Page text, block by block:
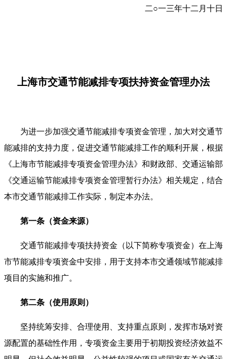
二○一三年十二月十日
上海市交通节能减排专项扶持资金管理办法
为进一步加强交通节能减排专项资金管理，加大对交通节
能减排的支持力度，促进交通节能减排工作的顺利开展，根据
《上海市节能减排专项资金管理办法》和财政部、交通运输部
《交通运输节能减排专项资金管理暂行办法》相关规定，结合
本市交通节能减排工作实际，制定本办法。
第一条（资金来源）
交通节能减排专项扶持资金（以下简称专项资金）在上海
市节能减排专项资金中安排，用于支持本市交通领域节能减排
项目的实施和推广。
第二条（使用原则）
坚持统筹安排、合理使用、支持重点原则，发挥市场对资
源配置的基础性作用，专项资金主要用于初期投资经济效益不